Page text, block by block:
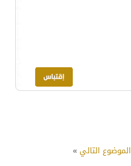
الموضوع التالي»